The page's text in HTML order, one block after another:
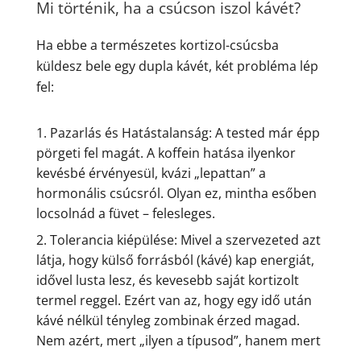
Mi történik, ha a csúcson iszol kávét?
Ha ebbe a természetes kortizol-csúcsba
küldesz bele egy dupla kávét, két probléma lép
fel:
Pazarlás és Hatástalanság: A tested már épp
pörgeti fel magát. A koffein hatása ilyenkor
kevésbé érvényesül, kvázi „lepattan” a
hormonális csúcsról. Olyan ez, mintha esőben
locsolnád a füvet – felesleges.
Tolerancia kiépülése: Mivel a szervezeted azt
látja, hogy külső forrásból (kávé) kap energiát,
idővel lusta lesz, és kevesebb saját kortizolt
termel reggel. Ezért van az, hogy egy idő után
kávé nélkül tényleg zombinak érzed magad.
Nem azért, mert „ilyen a típusod”, hanem mert